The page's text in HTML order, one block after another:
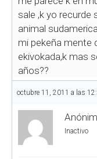
sale ,k yo recurde
animal
mi pekeña mente
ekivokada,k mas
años??
octubre 11, 2011 a las
Inactivo